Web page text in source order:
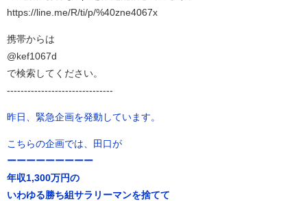
https://line.me/R/ti/p/%40zne4067x
携帯からは
@kef1067d
で検索してください。
-------------------------------
昨日、緊急企画を発動しています。
こちらの企画では、田口が
ーーーーーーーーー
年収1,300万円の
いわゆる勝ち組サラリーマンを捨てて